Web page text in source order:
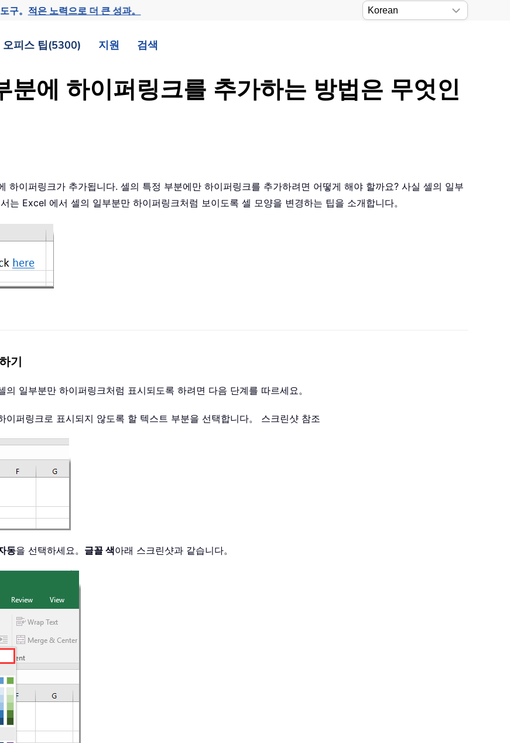
구。 적은 노력으로 더 큰 성과。
오피스 팁(5300) 지원 검색
분에 하이퍼링크를 추가하는 방법은 무엇인
하이퍼링크가 추가됩니다. 셀의 특정 부분에만 하이퍼링크를 추가하려면 어떻게 해야 할까요? 사실 셀의 일부
는 Excel 에서 셀의 일부분만 하이퍼링크처럼 보이도록 셀 모양을 변경하는 팁을 소개합니다。
기
일부분만 하이퍼링크처럼 표시되도록 하려면 다음 단계를 따르세요。
이퍼링크로 표시되지 않도록 할 텍스트 부분을 선택합니다。 스크린샷 참조
동을 선택하세요。 글꼴 색아래 스크린샷과 같습니다。